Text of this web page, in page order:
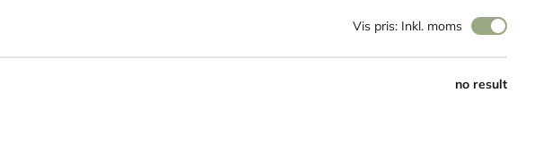
Vis pris: Inkl. moms
no result